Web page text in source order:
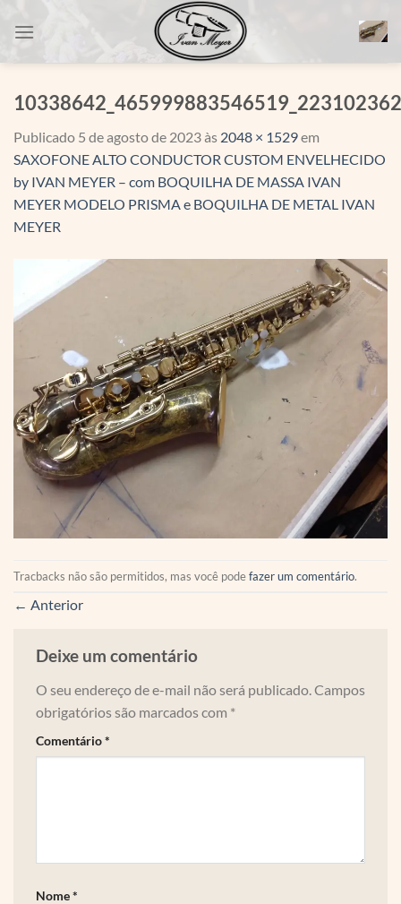
Publicado 5 de agosto de 2023às 2048 × 1529em
SAXOFONE ALTO CONDUCTOR CUSTOM ENVELHECIDO
by IVAN MEYER – com BOQUILHA DE MASSA IVAN
MEYER MODELO PRISMA e BOQUILHA DE METAL IVAN
MEYER
Tracbacks não são permitidos, mas você podefazer um comentário.
← Anterior
Deixe um comentário
O seu endereço de e-mail não será publicado. Campos
obrigatórios são marcados com *
Comentário*
Nome*